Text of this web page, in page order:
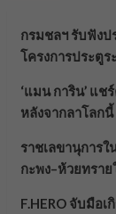
กรมชลฯ รับฟัง
โครงการประตู
‘แมน การิน’ แ
หลังจากลาโลก
ราชเลขานุการ
กะพง–ห้วยทรา
F.HERO จับมือเ